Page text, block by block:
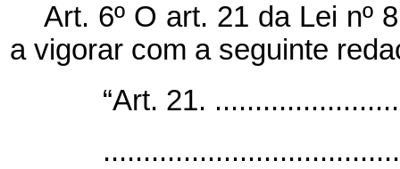
Art. 6º O art. 21 da Lei nº
a vigorar com a seguinte
“Art. 21.